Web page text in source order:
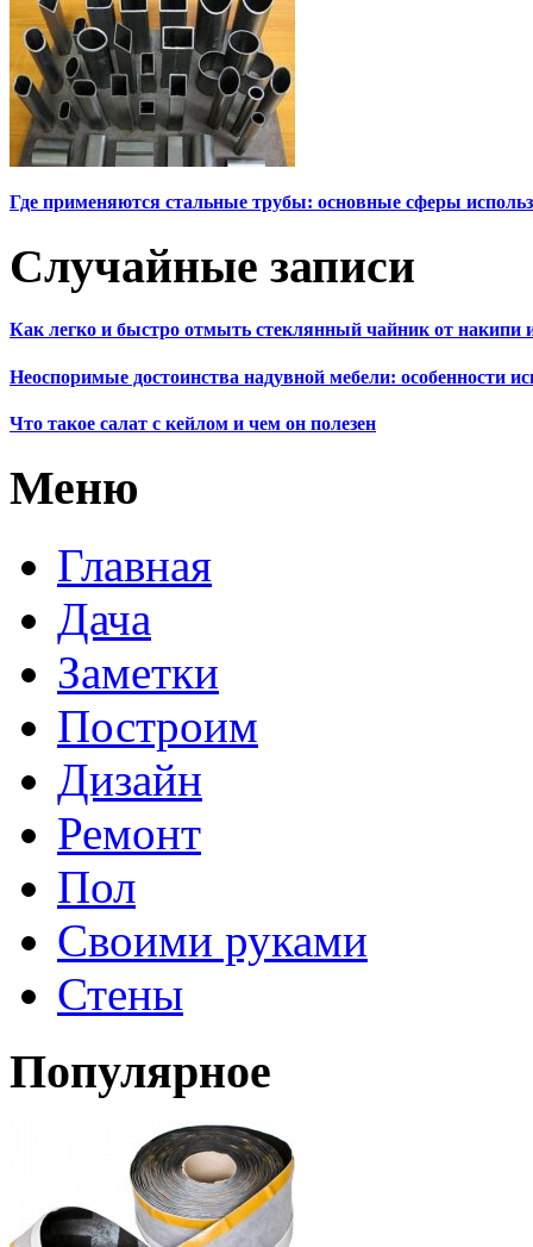
Где применяются стальные трубы: основные сферы
Случайные записи
Как легко и быстро отмыть стеклянный чайник от накипи
Неоспоримые достоинства надувной мебели: особенности
Что такое салат с кейлом и чем он полезен
Меню
Главная
Дача
Заметки
Построим
Дизайн
Ремонт
Пол
Своими руками
Стены
Популярное